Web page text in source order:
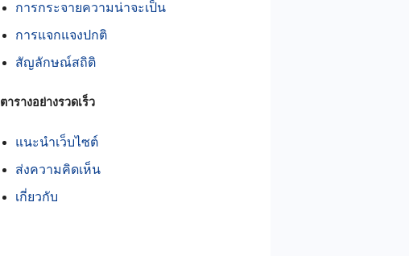
การกระจายความน่าจะเป็น
การแจกแจงปกติ
สัญลักษณ์สถิติ
ตารางอย่างรวดเร็ว
แนะนำเว็บไซต์
ส่งความคิดเห็น
เกี่ยวกับ